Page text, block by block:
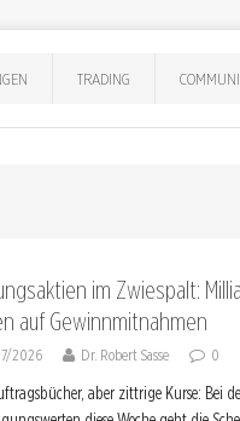
TRADING
im Zwiespalt:
auf Gewinnmitnahmen
2026 Dr. Robert Sasse 0
aber zittrige Kurse: Bei